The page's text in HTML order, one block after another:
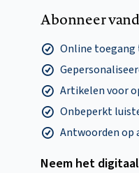
Abonneer
Online
Artikelen voor
Onbeperkt
Antwoorden op
Neem het